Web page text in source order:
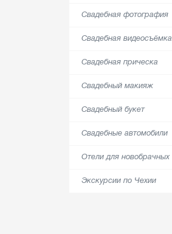
Свадебная фотография
Свадебная видеосъёмка
Свадебная прическа
Свадебный макияж
Свадебный букет
Свадебные автомобили
Отели для новобрачных
Экскурсии по Чехии